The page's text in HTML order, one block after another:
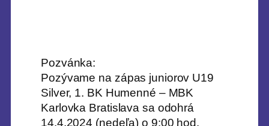
Pozvánka:
Pozývame na zápas juniorov U19
Silver, 1. BK Humenné – MBK
Karlovka Bratislava sa odohrá
14.4.2024 (nedeľa) o 9:00 hod.